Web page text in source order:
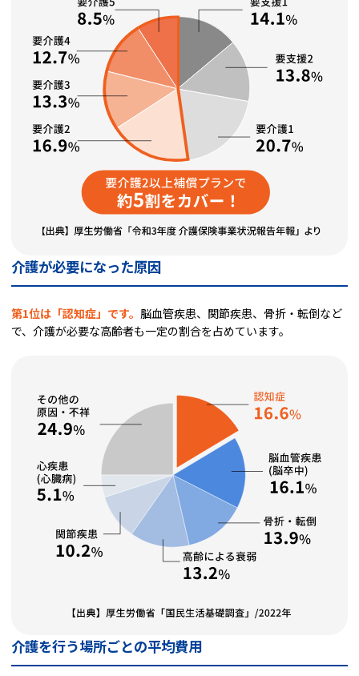
介護が必要になった原因
第1位は「認知症」です。 脳血管疾患、関節疾患、骨折・転倒など
で、介護が必要な高齢者も一定の割合を占めています。
介護を行う場所ごとの平均費用